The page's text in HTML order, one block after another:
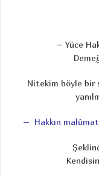
– Yüce
Nitekim böyle bir
– Hakkın